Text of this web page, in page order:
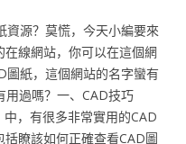
資源？莫慌，今天小編要來
線網站，你可以在這個網
圖紙，這個網站的名字蠻有
用過嗎？一、CAD技巧
，有很多非常實用的CAD
瞭該如何正確查看CAD圖